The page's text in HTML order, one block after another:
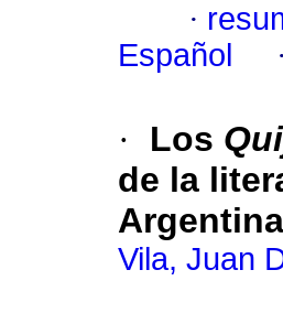
·
Español
·
· Los
de la
Argentina
Vila, Juan